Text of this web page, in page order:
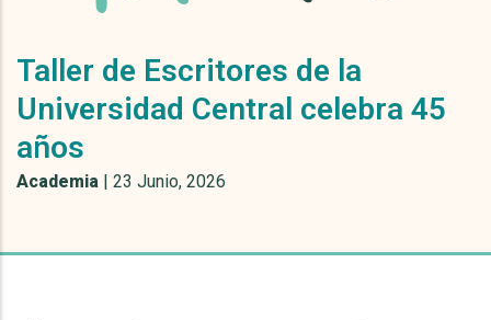
Taller de Escritores de la
Universidad Central celebra 45
años
Academia | 23 Junio, 2026